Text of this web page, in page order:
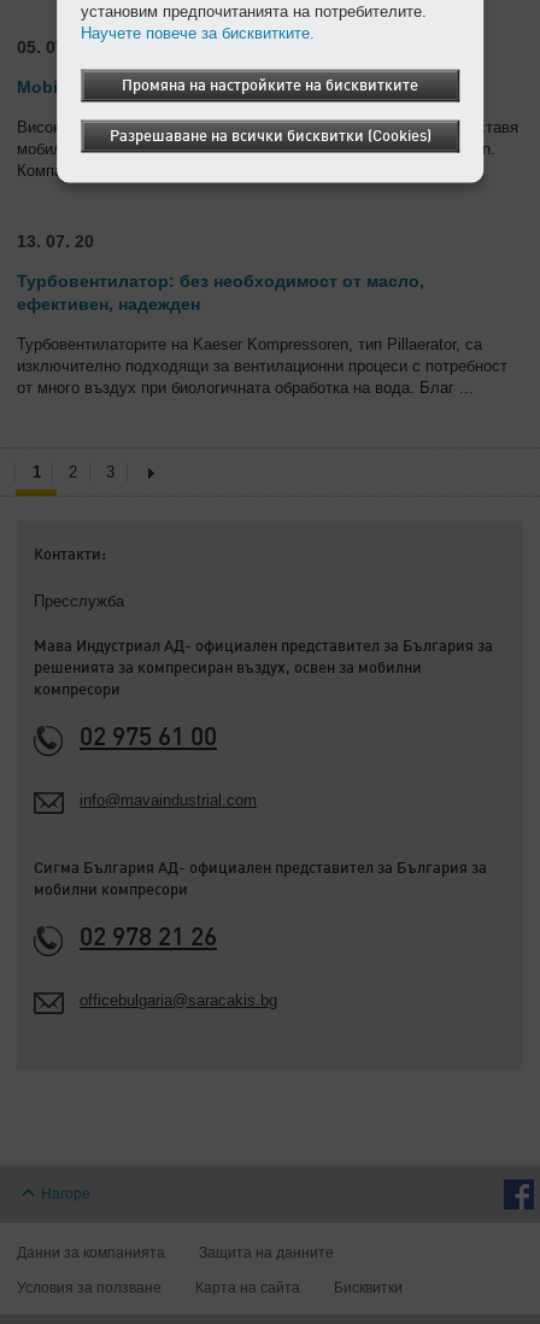
05. 07. 21
Mobilair M255: Никога досега не е било толкова лесно
Високоефективен, сигурен и лесен за употреба – така се представя
мобилният строителен компресор M255 на Kaeser Kompressoren.
Компактният силов пакет осигурява променливо регулируем
...
13. 07. 20
Турбовентилатор: без необходимост от масло,
ефективен, надежден
Турбовентилаторите на Kaeser Kompressoren, тип Pillaerator, са
изключително подходящи за вентилационни процеси с потребност
от много въздух при биологичната обработка на вода. Благ ...
1 2 3
Контакти:
Пресслужба
Мава Индустриал АД- официален представител за България за
решенията за компресиран въздух, освен за мобилни
компресори
02 975 61 00
info@mavaindustrial.com
Сигма България АД- официален представител за България за
мобилни компресори
02 978 21 26
officebulgaria@saracakis.bg
Нагоре
Данни за компанията Защита на данните
Условия за ползване Карта на сайта Бисквитки
установим предпочитанията на потребителите.
Научете повече за бисквитките.
Промяна на настройките на бисквитките
Разрешаване на всички бисквитки (Cookies)